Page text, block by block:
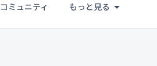
コミュニティ もっと見る